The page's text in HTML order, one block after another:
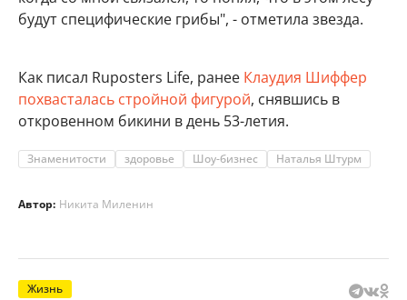
будут специфические грибы", - отметила звезда.
Как писал Ruposters Life, ранее Клаудия Шиффер
похвасталась стройной фигурой, снявшись в
откровенном бикини в день 53-летия.
Знаменитости здоровье Шоу-бизнес Наталья Штурм
Автор: Никита Миленин
Жизнь